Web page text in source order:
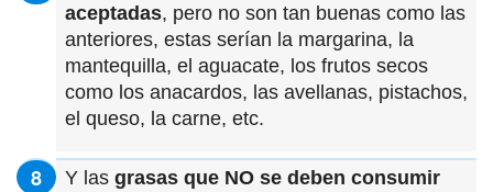
aceptadas, pero no son tan buenas como las
anteriores, estas serían la margarina, la
mantequilla, el aguacate, los frutos secos
como los anacardos, las avellanas, pistachos,
el queso, la carne, etc.
Y las grasas que NO se deben consumir